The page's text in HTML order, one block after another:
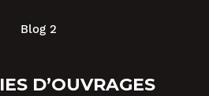
Blog 2
D’OUVRAGES